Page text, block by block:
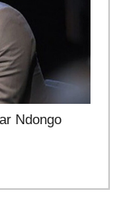
Ndongo